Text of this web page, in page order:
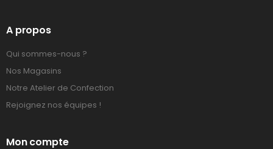
A propos
Qui sommes-nous ?
Nos Magasins
Notre Atelier de Confection
Rejoignez nos équipes !
Mon compte